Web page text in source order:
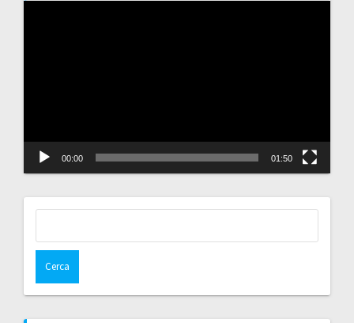
00:00 01:50